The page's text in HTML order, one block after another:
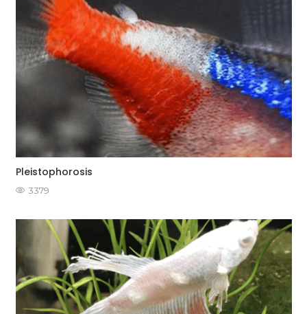
Pleistophorosis
3379